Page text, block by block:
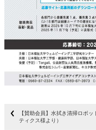
【賛助会員】水拭き清掃ロボ
ティクス様より）